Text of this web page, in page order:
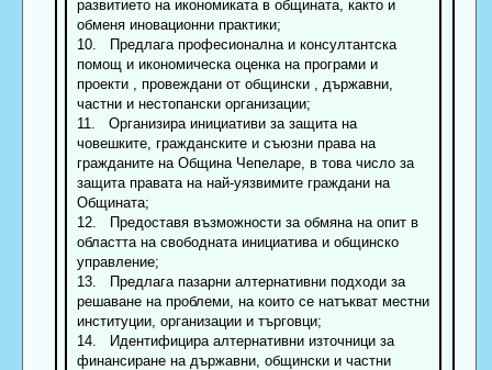
развитието на икономиката в общината, както и
обменя иновационни практики;
10. Предлага професионална и консултантска
помощ и икономическа оценка на програми и
проекти , провеждани от общински , държавни,
частни и нестопански организации;
11. Организира инициативи за защита на
човешките, гражданските и съюзни права на
гражданите на Община Чепеларе, в това число за
защита правата на най-уязвимите граждани на
Общината;
12. Предоставя възможности за обмяна на опит в
областта на свободната инициатива и общинско
управление;
13. Предлага пазарни алтернативни подходи за
решаване на проблеми, на които се натъкват местни
институции, организации и търговци;
14. Идентифицира алтернативни източници за
финансиране на държавни, общински и частни